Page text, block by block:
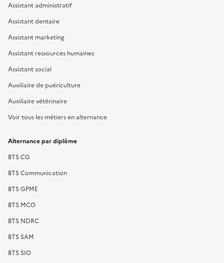
Assistant administratif
Assistant dentaire
Assistant marketing
Assistant ressources humaines
Assistant social
Auxiliaire de puériculture
Auxiliaire vétérinaire
Voir tous les métiers en alternance
Alternance par diplôme
BTS CG
BTS Communication
BTS GPME
BTS MCO
BTS NDRC
BTS SAM
BTS SIO